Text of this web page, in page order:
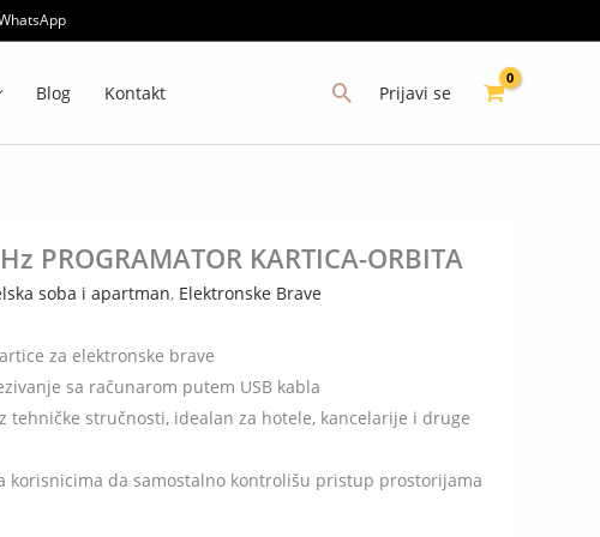
Blog Kontakt Prijavi se
PROGRAMATOR KARTICA-ORBITA
soba i apartman, Elektronske Brave
za elektronske brave
sa računarom putem USB kabla
tehničke stručnosti, idealan za hotele, kancelarije i druge
korisnicima da samostalno kontrolišu pristup prostorijama